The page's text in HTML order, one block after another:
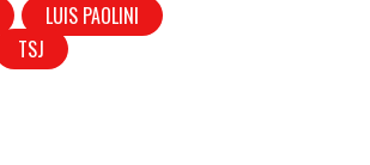
LUIS PAOLINI
TSJ